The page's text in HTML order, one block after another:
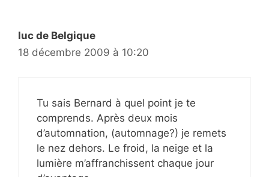
luc de Belgique
18 décembre 2009 à 10:20
Tu sais Bernard à quel point je te
comprends. Après deux mois
d’automnation, (automnage?) je remets
le nez dehors. Le froid, la neige et la
lumière m’affranchissent chaque jour